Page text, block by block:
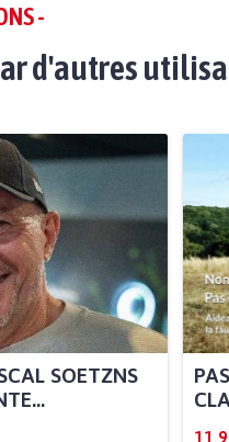
-
d'autres
SOETZNS